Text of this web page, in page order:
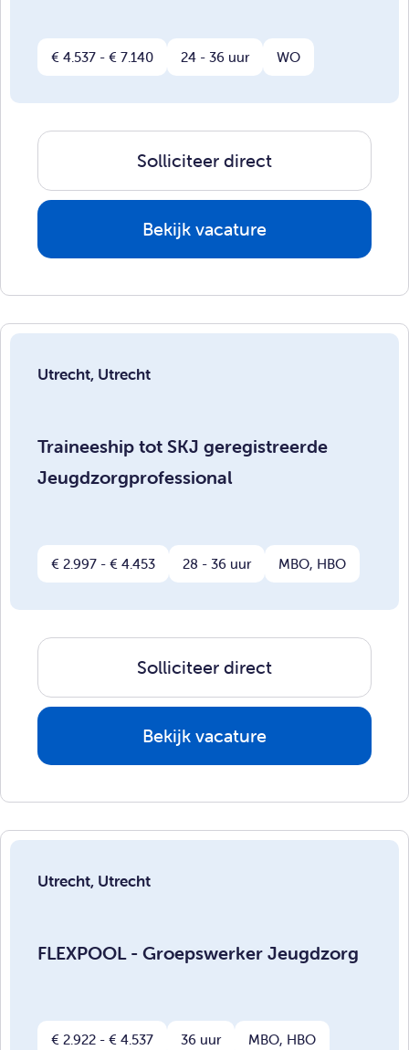
€ 4.537 - € 7.140 24 - 36 uur WO
Solliciteer direct
Bekijk vacature
Utrecht, Utrecht
Traineeship tot SKJ geregistreerde
Jeugdzorgprofessional
€ 2.997 - € 4.453 28 - 36 uur MBO, HBO
Solliciteer direct
Bekijk vacature
Utrecht, Utrecht
FLEXPOOL - Groepswerker Jeugdzorg
€ 2.922 - € 4.537 36 uur MBO, HBO